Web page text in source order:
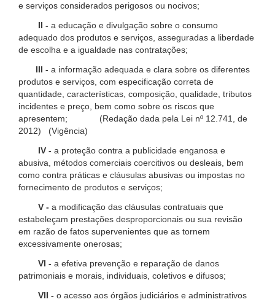
e serviços considerados perigosos ou nocivos;
II - a educação e divulgação sobre o consumo
adequado dos produtos e serviços, asseguradas a liberdade
de escolha e a igualdade nas contratações;
III - a informação adequada e clara sobre os diferentes
produtos e serviços, com especificação correta de
quantidade, características, composição, qualidade, tributos
incidentes e preço, bem como sobre os riscos que
apresentem; (Redação dada pela Lei nº 12.741, de
2012) (Vigência)
IV - a proteção contra a publicidade enganosa e
abusiva, métodos comerciais coercitivos ou desleais, bem
como contra práticas e cláusulas abusivas ou impostas no
fornecimento de produtos e serviços;
V - a modificação das cláusulas contratuais que
estabeleçam prestações desproporcionais ou sua revisão
em razão de fatos supervenientes que as tornem
excessivamente onerosas;
VI - a efetiva prevenção e reparação de danos
patrimoniais e morais, individuais, coletivos e difusos;
VII - o acesso aos órgãos judiciários e administrativos